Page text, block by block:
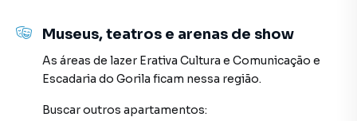
consequência uma maior chance de vender ou alugar seu
imóvel mais rápido. Contamos também com um time de
programadores, corretores treinados e uma central de
inquilinos.
Museus, teatros e arenas de show
As áreas de lazer Erativa Cultura e Comunicação e
Escadaria do Gorila ficam nessa região.
Buscar outros apartamentos: